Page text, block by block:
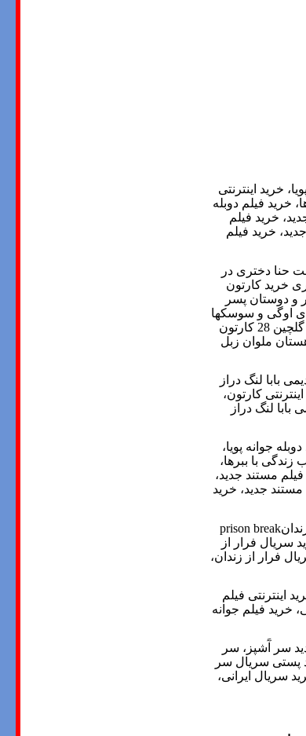
خرید اینترنتی
خرید فیلم دوبله
خرید فیلم
خرید فیلم
حنا دختری در
خرید کارتون
و دوستان پسر
اوگی و سوسکها
28 کارتون
ملوان زبل
بابا لنگ دراز
کارتون،
لنگ دراز
جوانه پویا،
زندگی با ببرها،
مستند جدید،
مستند جدید، خرید
سریال فرار از
فرار از زندان،
اینترنتی فیلم
خرید فیلم جوانه
سر آَشپز، سر
پستی سریال سر
سریال ایرانی،